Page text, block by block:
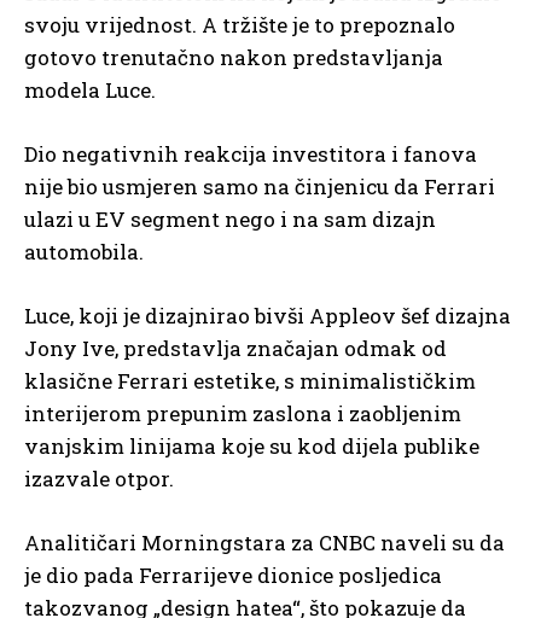
svoju vrijednost. A tržište je to prepoznalo
gotovo trenutačno nakon predstavljanja
modela Luce.
Dio negativnih reakcija investitora i fanova
nije bio usmjeren samo na činjenicu da Ferrari
ulazi u EV segment nego i na sam dizajn
automobila.
Luce, koji je dizajnirao bivši Appleov šef dizajna
Jony Ive, predstavlja značajan odmak od
klasične Ferrari estetike, s minimalističkim
interijerom prepunim zaslona i zaobljenim
vanjskim linijama koje su kod dijela publike
izazvale otpor.
Analitičari Morningstara za CNBC naveli su da
je dio pada Ferrarijeve dionice posljedica
takozvanog „design hatea“, što pokazuje da